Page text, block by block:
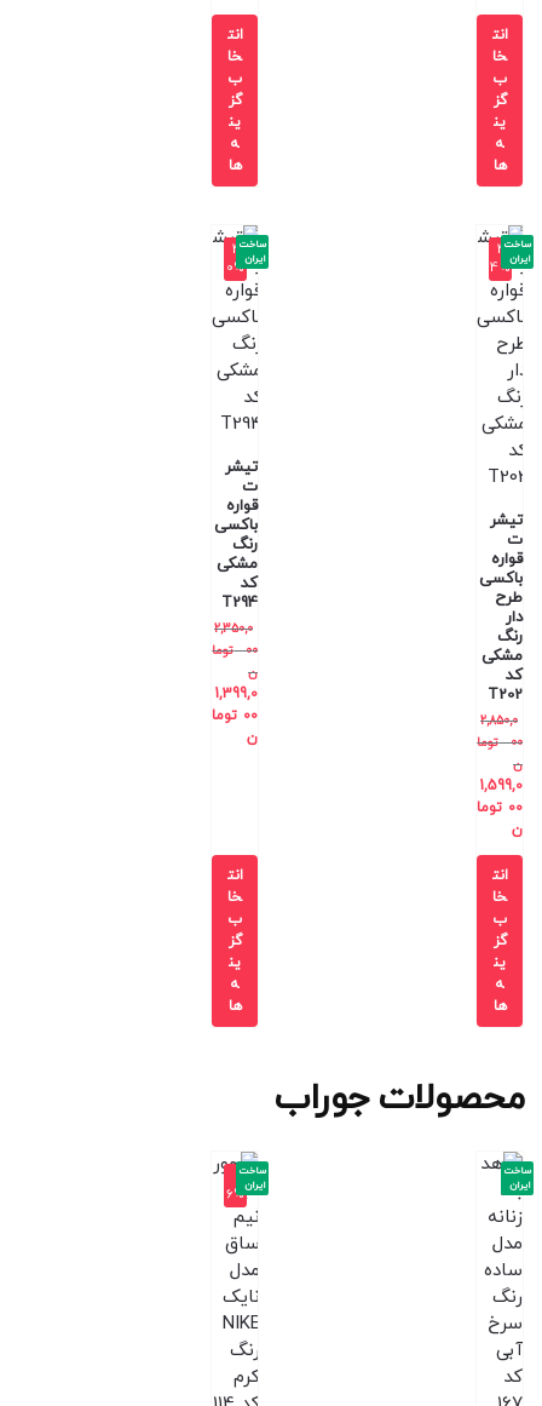
انت
خا
ب
گز
ین
ه
ها
انت
خا
ب
گز
ین
ه
ها
-4
4%
تیشر
ت
قواره
باکسی
طرح
دار
رنگ
مشکی
کد
T202
2,850,0
00
توما
ن
1,599,0
00 توما
ن
ساخت
ایران
انت
خا
ب
گز
ین
ه
ها
-4
0%
تیشر
ت
قواره
باکسی
رنگ
مشکی
کد
T294
2,350,0
00
توما
ن
1,399,0
00 توما
ن
ساخت
ایران
انت
خا
ب
گز
ین
ه
ها
محصولات جوراب
ساخت
ایران
-1
6%
ساخت
ایران